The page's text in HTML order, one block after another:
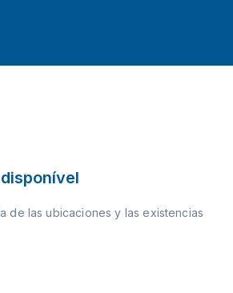
de las ubicaciones y las existencias